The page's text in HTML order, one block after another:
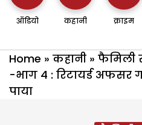
ऑडियो कहानी क्राइम
Home » कहानी » फैमिली
-भाग 4 : रिटायर्ड अफसर
पाया